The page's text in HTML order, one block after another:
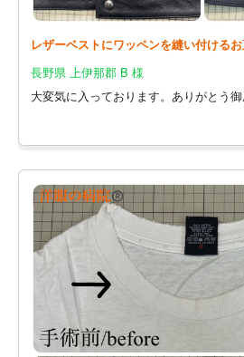
レザーベストにワッペンを縫い付ける
長野県 上伊那郡 B 様
大変気に入っております。ありがとう御